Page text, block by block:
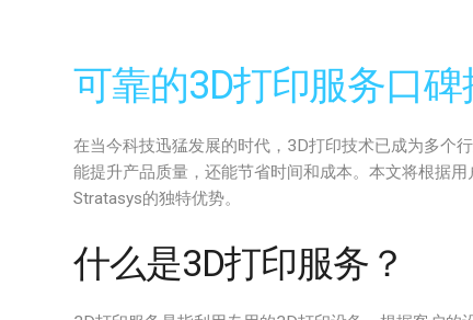
可靠的3D打印服务口碑
在当今科技迅猛发展的时代，3D打印技术已成为多个
能提升产品质量，还能节省时间和成本。本文将根据
Stratasys的独特优势。
什么是3D打印服务？